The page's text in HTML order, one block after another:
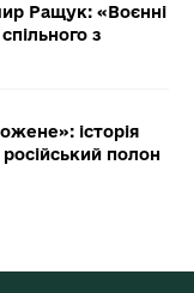
Ращук: «Воєнні
з
історія
полон